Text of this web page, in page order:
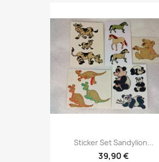
Sticker Set Sandylion...
39,90 €